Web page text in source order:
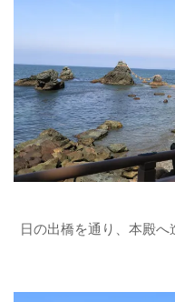
日の出橋を通り、本殿